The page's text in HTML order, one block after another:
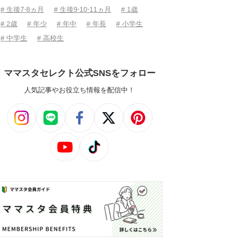
# 生後7⋅8ヵ月
# 生後9⋅10⋅11ヵ月
# 1歳
# 2歳
# 年少 # 年中 # 年長
# 小学生
# 中学生
# 高校生
ママスタセレクト公式SNSをフォロー
人気記事やお役立ち情報を配信中！